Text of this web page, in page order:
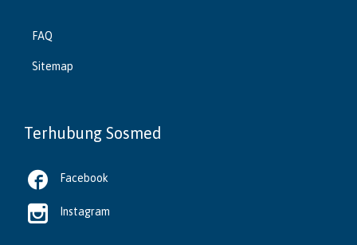
FAQ
Sitemap
Terhubung Sosmed
 Facebook
 Instagram